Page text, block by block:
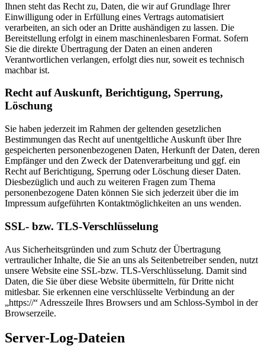
Ihnen steht das Recht zu, Daten, die wir auf Grundlage Ihrer
Einwilligung oder in Erfüllung eines Vertrags automatisiert
verarbeiten, an sich oder an Dritte aushändigen zu lassen. Die
Bereitstellung erfolgt in einem maschinenlesbaren Format. Sofern
Sie die direkte Übertragung der Daten an einen anderen
Verantwortlichen verlangen, erfolgt dies nur, soweit es technisch
machbar ist.
Recht auf Auskunft, Berichtigung, Sperrung,
Löschung
Sie haben jederzeit im Rahmen der geltenden gesetzlichen
Bestimmungen das Recht auf unentgeltliche Auskunft über Ihre
gespeicherten personenbezogenen Daten, Herkunft der Daten, deren
Empfänger und den Zweck der Datenverarbeitung und ggf. ein
Recht auf Berichtigung, Sperrung oder Löschung dieser Daten.
Diesbezüglich und auch zu weiteren Fragen zum Thema
personenbezogene Daten können Sie sich jederzeit über die im
Impressum aufgeführten Kontaktmöglichkeiten an uns wenden.
SSL- bzw. TLS-Verschlüsselung
Aus Sicherheitsgründen und zum Schutz der Übertragung
vertraulicher Inhalte, die Sie an uns als Seitenbetreiber senden, nutzt
unsere Website eine SSL-bzw. TLS-Verschlüsselung. Damit sind
Daten, die Sie über diese Website übermitteln, für Dritte nicht
mitlesbar. Sie erkennen eine verschlüsselte Verbindung an der
„https://“ Adresszeile Ihres Browsers und am Schloss-Symbol in der
Browserzeile.
Server-Log-Dateien